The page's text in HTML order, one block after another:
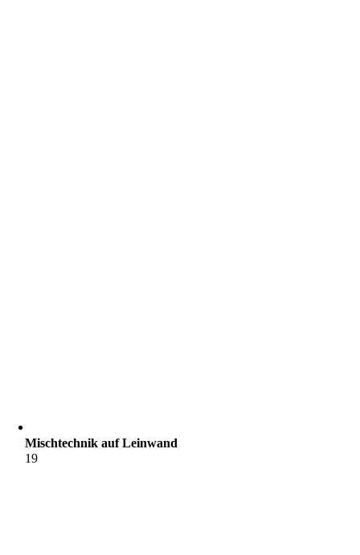
Mischtechnik auf Leinwand
19